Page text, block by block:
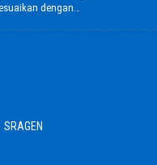
dengan…